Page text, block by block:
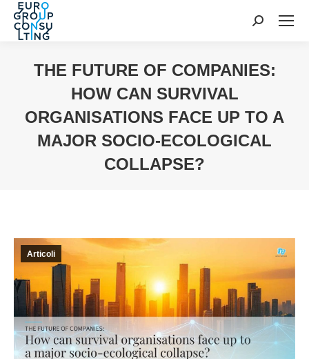
Cerca:
THE FUTURE OF COMPANIES:
HOW CAN SURVIVAL
ORGANISATIONS FACE UP TO A
MAJOR SOCIO-ECOLOGICAL
COLLAPSE?
Articoli